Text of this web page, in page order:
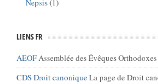
Nepsis(1)
LIENS FR
AEOFAssemblée des Évêques Orthodoxes
CDS Droit canoniqueLa page de Droit canonique du